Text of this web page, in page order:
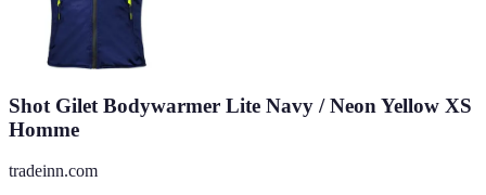
Shot Gilet Bodywarmer Lite Navy / Neon Yellow XS
Homme
tradeinn.com